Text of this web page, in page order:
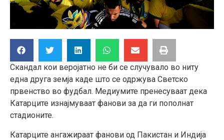
Скандал кои веројатно не би се случувало во ниту
една друга земја каде што се одржува Светско
првенство во фудбал. Медиумите пренесуваат дека
Катарците изнајмуваат фанови за да ги пополнат
стадионите.
Катарците ангажираат фанови од Пакистан и Индија